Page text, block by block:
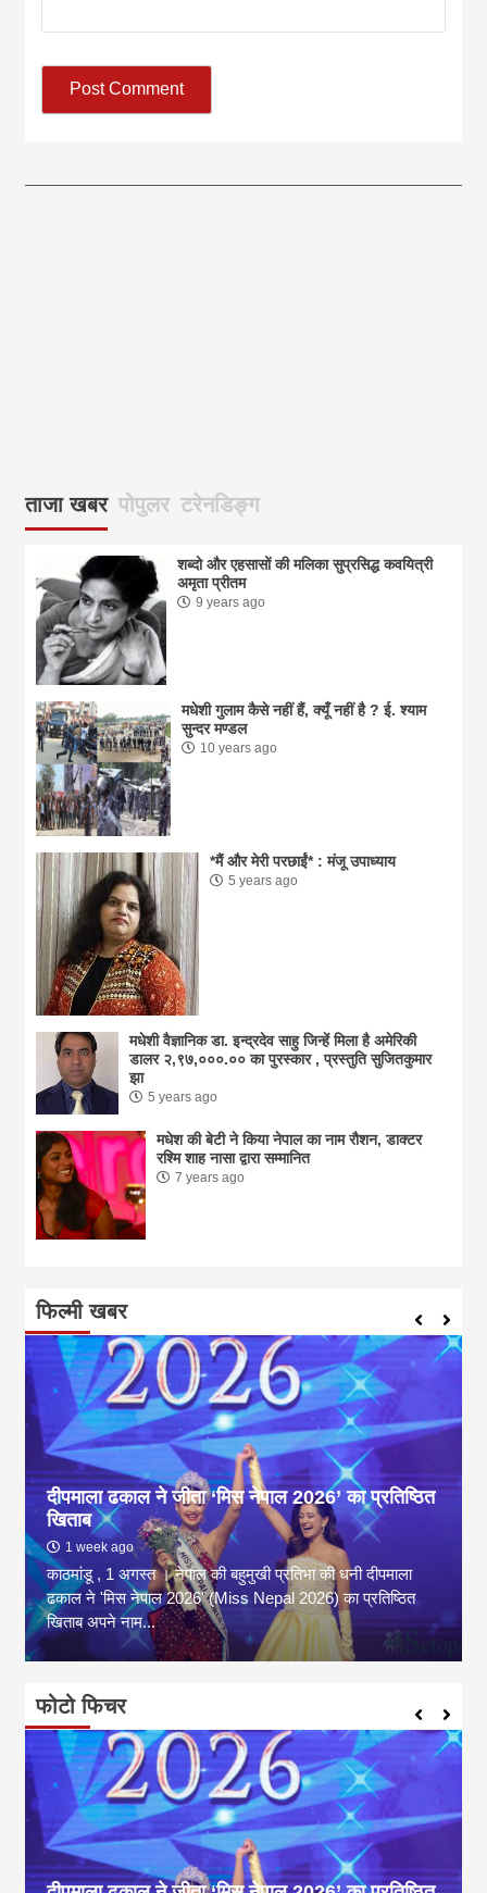
ताजा खबर पोपुलर टरेनडिङ्ग
शब्दो और एहसासों की मलिका सुप्रसिद्ध कवयित्री
अमृता प्रीतम
9 years ago
मधेशी गुलाम कैसे नहीं हैं, क्यूँ नहीं है ? ई. श्याम
सुन्दर मण्डल
10 years ago
*मैं और मेरी परछाईं* : मंजू उपाध्याय
5 years ago
मधेशी वैज्ञानिक डा. इन्द्रदेव साहु जिन्हें मिला है अमेरिकी
डालर २,९७,०००.०० का पुरस्कार , प्रस्तुति सुजितकुमार
झा
5 years ago
मधेश की बेटी ने किया नेपाल का नाम राैशन, डाक्टर
रश्मि शाह नासा द्वारा सम्मानित
7 years ago
फिल्मी खबर
दीपमाला ढकाल ने जीता ‘मिस नेपाल 2026’ का प्रतिष्ठित
खिताब
1 week ago
काठमांडू , 1 अगस्त । नेपाल की बहुमुखी प्रतिभा की धनी दीपमाला
ढकाल ने 'मिस नेपाल 2026' (Miss Nepal 2026) का प्रतिष्ठित
खिताब अपने नाम...
फोटो फिचर